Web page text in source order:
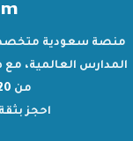
منصة سعودية
المدارس العالمية،
من 20
احجز